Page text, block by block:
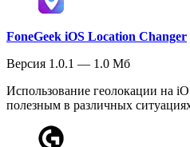
FoneGeek iOS Location Changer
Версия 1.0.1 — 1.0 Мб
Использование геолокации на
полезным в различных